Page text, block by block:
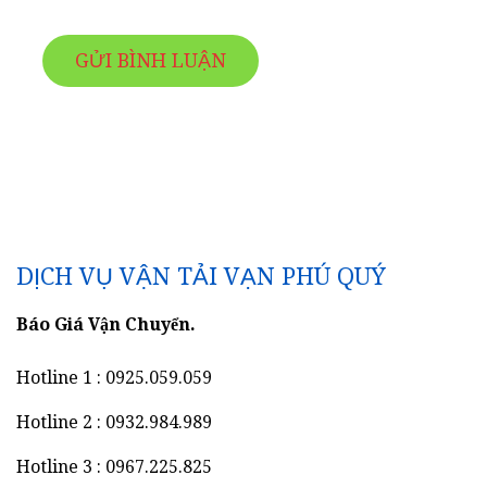
DỊCH VỤ VẬN TẢI VẠN PHÚ QUÝ
Báo Giá Vận Chuyển.
Hotline 1 : 0925.059.059
Hotline 2 : 0932.984.989
Hotline 3 : 0967.225.825